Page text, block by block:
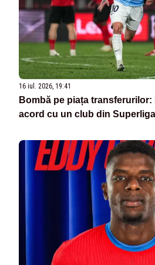
16 iul. 2026, 19:41
Bombă pe piața
acord cu un club din Superliga